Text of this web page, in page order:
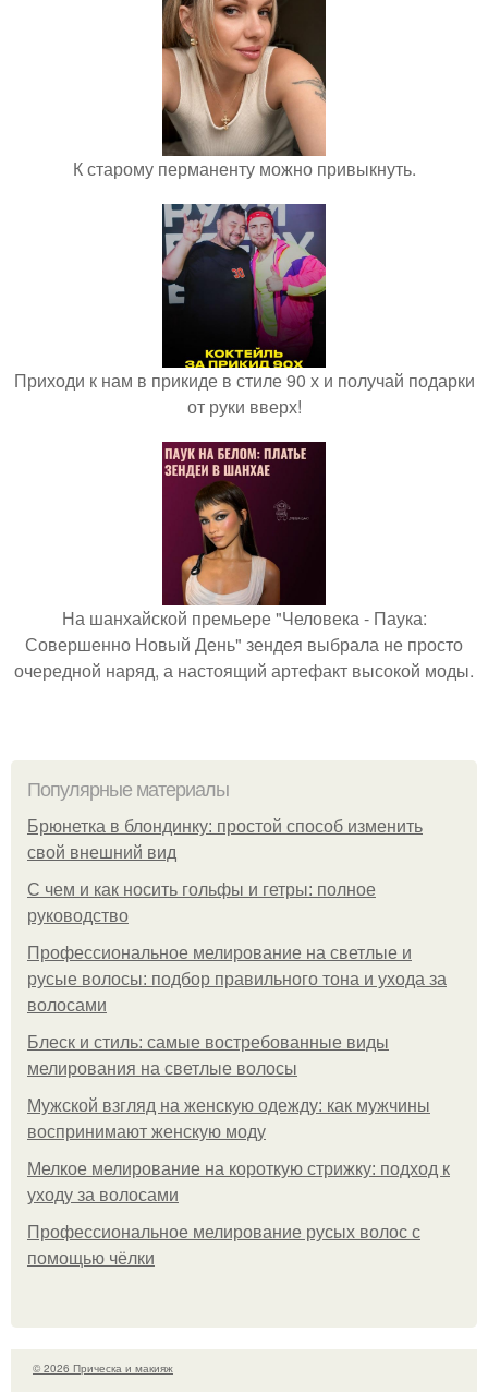
К старому перманенту можно привыкнуть.
Приходи к нам в прикиде в стиле 90 х и получай подарки
от руки вверх!
На шанхайской премьере "Человека - Паука:
Совершенно Новый День" зендея выбрала не просто
очередной наряд, а настоящий артефакт высокой моды.
Популярные материалы
Брюнетка в блондинку: простой способ изменить
свой внешний вид
С чем и как носить гольфы и гетры: полное
руководство
Профессиональное мелирование на светлые и
русые волосы: подбор правильного тона и ухода за
волосами
Блеск и стиль: самые востребованные виды
мелирования на светлые волосы
Мужской взгляд на женскую одежду: как мужчины
воспринимают женскую моду
Мелкое мелирование на короткую стрижку: подход к
уходу за волосами
Профессиональное мелирование русых волос с
помощью чёлки
© 2026 Прическа и макияж